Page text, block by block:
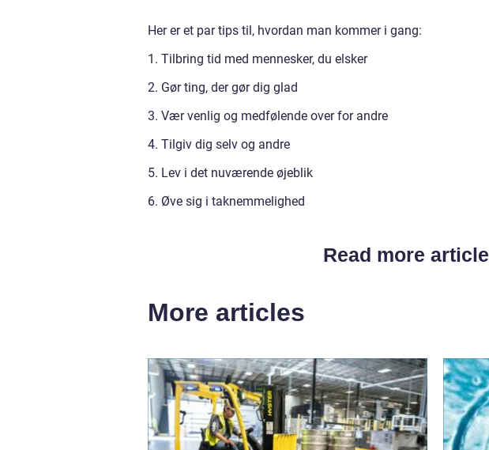
Her er et par tips til, hvordan man kommer i gang:
1. Tilbring tid med mennesker, du elsker
2. Gør ting, der gør dig glad
3. Vær venlig og medfølende over for andre
4. Tilgiv dig selv og andre
5. Lev i det nuværende øjeblik
6. Øve sig i taknemmelighed
Read more
More articles